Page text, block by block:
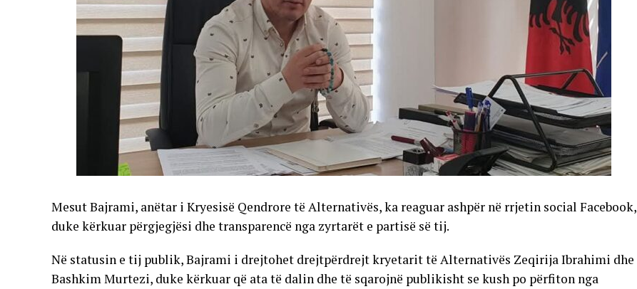
Mesut Bajrami, anëtar i Kryesisë Qendrore të Alternativës, ka reaguar ashpër në rrjetin social Facebook,
duke kërkuar përgjegjësi dhe transparencë nga zyrtarët e partisë së tij.
Në statusin e tij publik, Bajrami i drejtohet drejtpërdrejt kryetarit të Alternativës Zeqirija Ibrahimi dhe
Bashkim Murtezi, duke kërkuar që ata të dalin dhe të sqarojnë publikisht se kush po përfiton nga